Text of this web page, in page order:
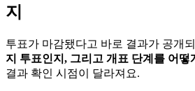
지
투표가 마감됐다고 바로 결과가 공개
지 투표인지, 그리고 개표 단계를 어떻
결과 확인 시점이 달라져요.